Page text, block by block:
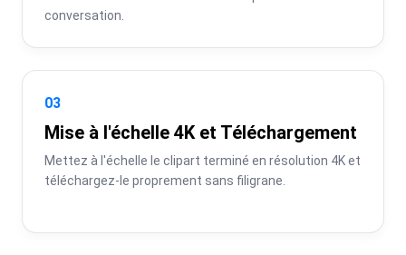
conversation.
03
Mise à l'échelle 4K et Téléchargement
Mettez à l'échelle le clipart terminé en résolution 4K et
téléchargez-le proprement sans filigrane.